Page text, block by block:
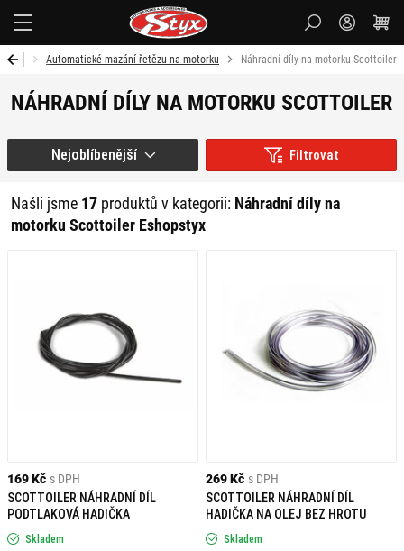
Automatické mazání řetězu na motorku Náhradní díly na motorku Scottoiler
NÁHRADNÍ DÍLY NA MOTORKU SCOTTOILER
Filtrovat
Našli jsme 17 produktů v kategorii: Náhradní díly na
motorku Scottoiler Eshopstyx
Nejoblíbenější
169 Kč s DPH
SCOTTOILER NÁHRADNÍ DÍL
PODTLAKOVÁ HADIČKA
Skladem
269 Kč s DPH
SCOTTOILER NÁHRADNÍ DÍL
HADIČKA NA OLEJ BEZ HROTU
Skladem